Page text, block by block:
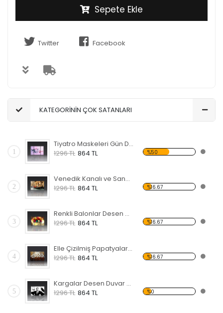
Sepete Ekle
Twitter Facebook
KATEGORİNİN ÇOK SATANLARI
1
Tiyatro Maskeleri Gün Desen Duvar Panosu
1296 TL 864 TL %50
2
Venedik Kanalı ve Sandal Forex Tablo
1296 TL 864 TL %16.67
3
Renkli Balonlar Desen Duvar Panosu
1296 TL 864 TL %16.67
4
Elle Çizilmiş Papatyalar Forex Tablo
1296 TL 864 TL %16.67
5
Kargalar Desen Duvar Panosu
1296 TL 864 TL %0